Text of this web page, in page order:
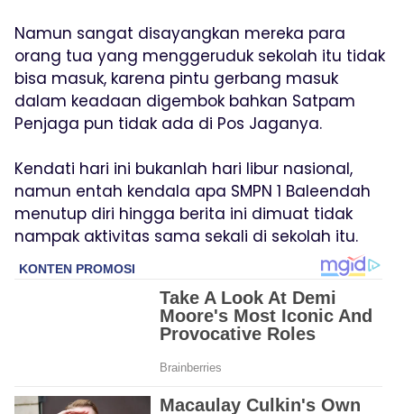
Namun sangat disayangkan mereka para
orang tua yang menggeruduk sekolah itu tidak
bisa masuk, karena pintu gerbang masuk
dalam keadaan digembok bahkan Satpam
Penjaga pun tidak ada di Pos Jaganya.
Kendati hari ini bukanlah hari libur nasional,
namun entah kendala apa SMPN 1 Baleendah
menutup diri hingga berita ini dimuat tidak
nampak aktivitas sama sekali di sekolah itu.